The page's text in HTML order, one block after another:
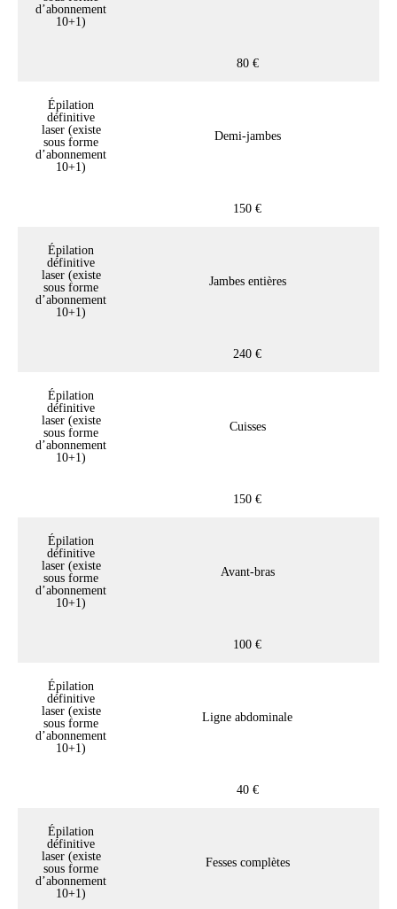
d’abonnement
10+1)
80 €
Épilation
définitive
laser (existe
sous forme
d’abonnement
10+1)
Demi-jambes
150 €
Épilation
définitive
laser (existe
sous forme
d’abonnement
10+1)
Jambes entières
240 €
Épilation
définitive
laser (existe
sous forme
d’abonnement
10+1)
Cuisses
150 €
Épilation
définitive
laser (existe
sous forme
d’abonnement
10+1)
Avant-bras
100 €
Épilation
définitive
laser (existe
sous forme
d’abonnement
10+1)
Ligne abdominale
40 €
Épilation
définitive
laser (existe
sous forme
d’abonnement
10+1)
Fesses complètes